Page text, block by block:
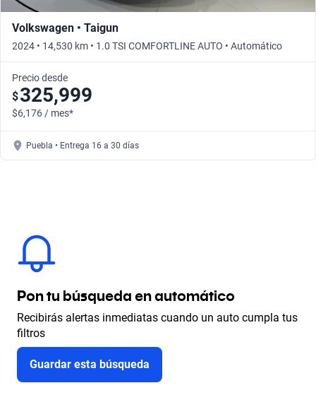
Volkswagen • Taigun
2024 • 14,530 km • 1.0 TSI COMFORTLINE AUTO • Automático
Precio desde
$325,999
$6,176 / mes*
Puebla • Entrega 16 a 30 días
Pon tu búsqueda en automático
Recibirás alertas inmediatas cuando un auto cumpla tus
filtros
Guardar esta búsqueda